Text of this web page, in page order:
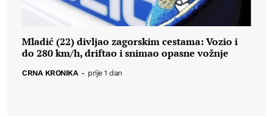
Mladić (22) divljao zagorskim cestama: Vozio i
do 280 km/h, driftao i snimao opasne vožnje
CRNA KRONIKA - prije 1 dan